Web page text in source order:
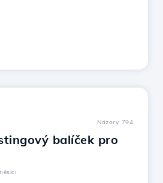
Názory 794
balíček pro